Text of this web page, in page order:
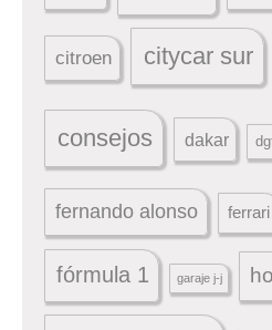
citroen citycar sur
consejos dakar
fernando alonso ferrari
fórmula 1 garaje j-j